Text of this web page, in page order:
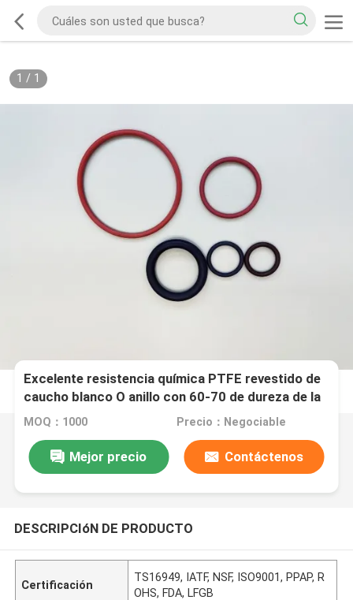
1 / 1
Excelente resistencia química PTFE revestido de
caucho blanco O anillo con 60-70 de dureza de la
orilla D
MOQ：1000 Precio：Negociable
Mejor precio Contáctenos
DESCRIPCIóN DE PRODUCTO
Certificación
TS16949, IATF, NSF, ISO9001, PPAP, R
OHS, FDA, LFGB